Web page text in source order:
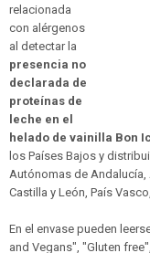
relacionada
con alérgenos
al detectar la
presencia no
declarada de
proteínas de
leche en el
helado de vainilla Bon
los Países Bajos y
Autónomas de Andalucía,
Castilla y León, País
En el envase pueden
and Vegans", "Gluten